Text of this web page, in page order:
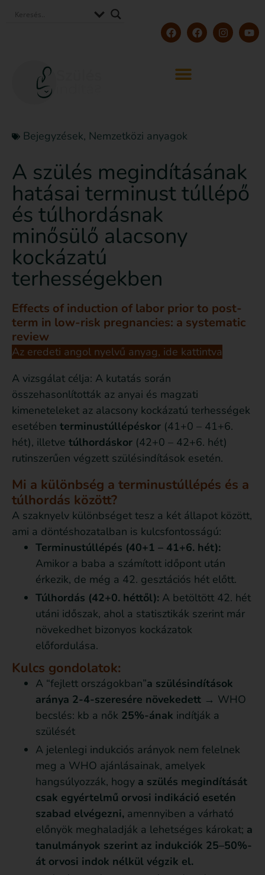
Bejegyzések, Nemzetközi anyagok
A szülés megindításának
hatásai terminust túllépő
és túlhordásnak
minősülő alacsony
kockázatú
terhességekben
Effects of induction of labor prior to post-
term in low-risk pregnancies: a systematic
review
Az eredeti angol nyelvű anyag, ide kattintva
A vizsgálat célja: A kutatás során
összehasonlították az anyai és magzati
kimeneteleket az alacsony kockázatú terhességek
esetében terminustúllépéskor (41+0 – 41+6.
hét), illetve túlhordáskor (42+0 – 42+6. hét)
rutinszerűen végzett szülésindítások esetén.
Mi a különbség a terminustúllépés és a
túlhordás között?
A szaknyelv különbséget tesz a két állapot között,
ami a döntéshozatalban is kulcsfontosságú:
Terminustúllépés (40+1 – 41+6. hét):
Amikor a baba a számított időpont után
érkezik, de még a 42. gesztációs hét előtt.
Túlhordás (42+0. héttől): A betöltött 42. hét
utáni időszak, ahol a statisztikák szerint már
növekedhet bizonyos kockázatok
előfordulása.
Kulcs gondolatok:
A “fejlett országokban”a szülésindítások
aránya 2-4-szeresére növekedett → WHO
becslés: kb a nők 25%-ának indítják a
szülését
A jelenlegi indukciós arányok nem felelnek
meg a WHO ajánlásainak, amelyek
hangsúlyozzák, hogy a szülés megindítását
csak egyértelmű orvosi indikáció esetén
szabad elvégezni, amennyiben a várható
előnyök meghaladják a lehetséges károkat; a
tanulmányok szerint az indukciók 25–50%-
át orvosi indok nélkül végzik el.